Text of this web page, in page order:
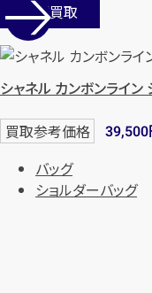
店舗買取
シャネル カンボンライン
買取参考価格 39,500
バッグ
ショルダーバッグ